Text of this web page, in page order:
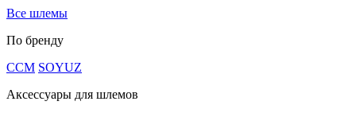
Все шлемы
По бренду
CCM SOYUZ
Аксессуары для шлемов